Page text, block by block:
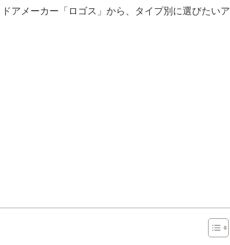
アメーカー「ロゴス」から、タイプ別に選びたいア